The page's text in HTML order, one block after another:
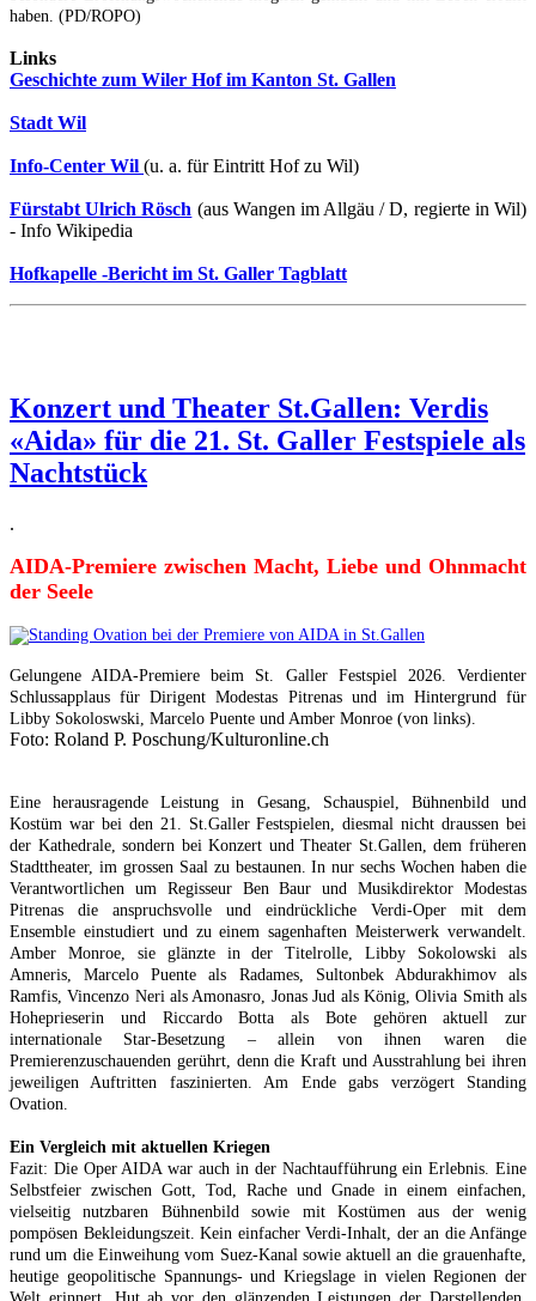
haben. (PD/ROPO)
Links
Geschichte zum Wiler Hof im Kanton St. Gallen
Stadt Wil
Info-Center Wil (u. a. für Eintritt Hof zu Wil)
Fürstabt Ulrich Rösch (aus Wangen im Allgäu / D, regierte in Wil)
- Info Wikipedia
Hofkapelle -Bericht im St. Galler Tagblatt
Konzert und Theater St.Gallen: Verdis
«Aida» für die 21. St. Galler Festspiele als
Nachtstück
.
AIDA-Premiere zwischen Macht, Liebe und Ohnmacht
der Seele
Gelungene AIDA-Premiere beim St. Galler Festspiel 2026. Verdienter
Schlussapplaus für Dirigent Modestas Pitrenas und im Hintergrund für
Libby Sokoloswski, Marcelo Puente und Amber Monroe (von links).
Foto: Roland P. Poschung/Kulturonline.ch
Eine herausragende Leistung in Gesang, Schauspiel, Bühnenbild und
Kostüm war bei den 21. St.Galler Festspielen, diesmal nicht draussen bei
der Kathedrale, sondern bei Konzert und Theater St.Gallen, dem früheren
Stadttheater, im grossen Saal zu bestaunen. In nur sechs Wochen haben die
Verantwortlichen um Regisseur Ben Baur und Musikdirektor Modestas
Pitrenas die anspruchsvolle und eindrückliche Verdi-Oper mit dem
Ensemble einstudiert und zu einem sagenhaften Meisterwerk verwandelt.
Amber Monroe, sie glänzte in der Titelrolle, Libby Sokolowski als
Amneris, Marcelo Puente als Radames, Sultonbek Abdurakhimov als
Ramfis, Vincenzo Neri als Amonasro, Jonas Jud als König, Olivia Smith als
Hoheprieserin und Riccardo Botta als Bote gehören aktuell zur
internationale Star-Besetzung – allein von ihnen waren die
Premierenzuschauenden gerührt, denn die Kraft und Ausstrahlung bei ihren
jeweiligen Auftritten faszinierten. Am Ende gabs verzögert Standing
Ovation.
Ein Vergleich mit aktuellen Kriegen
Fazit: Die Oper AIDA war auch in der Nachtaufführung ein Erlebnis. Eine
Selbstfeier zwischen Gott, Tod, Rache und Gnade in einem einfachen,
vielseitig nutzbaren Bühnenbild sowie mit Kostümen aus der wenig
pompösen Bekleidungszeit. Kein einfacher Verdi-Inhalt, der an die Anfänge
rund um die Einweihung vom Suez-Kanal sowie aktuell an die grauenhafte,
heutige geopolitische Spannungs- und Kriegslage in vielen Regionen der